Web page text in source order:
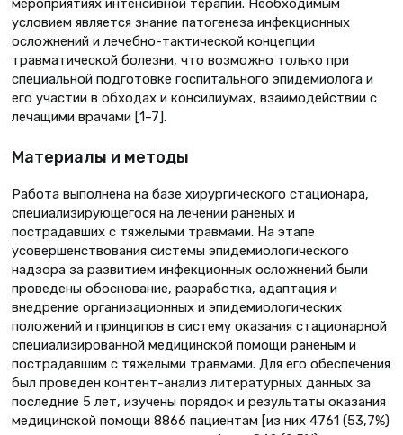
мероприятиях интенсивной терапии. Необходимым
условием является знание патогенеза инфекционных
осложнений и лечебно-тактической концепции
травматической болезни, что возможно только при
специальной подготовке госпитального эпидемиолога и
его участии в обходах и консилиумах, взаимодействии с
лечащими врачами [1–7].
Материалы и методы
Работа выполнена на базе хирургического стационара,
специализирующегося на лечении раненых и
пострадавших с тяжелыми травмами. На этапе
усовершенствования системы эпидемиологического
надзора за развитием инфекционных осложнений были
проведены обоснование, разработка, адаптация и
внедрение организационных и эпидемиологических
положений и принципов в систему оказания стационарной
специализированной медицинской помощи раненым и
пострадавшим с тяжелыми травмами. Для его обеспечения
был проведен контент-анализ литературных данных за
последние 5 лет, изучены порядок и результаты оказания
медицинской помощи 8866 пациентам [из них 4761 (53,7%)